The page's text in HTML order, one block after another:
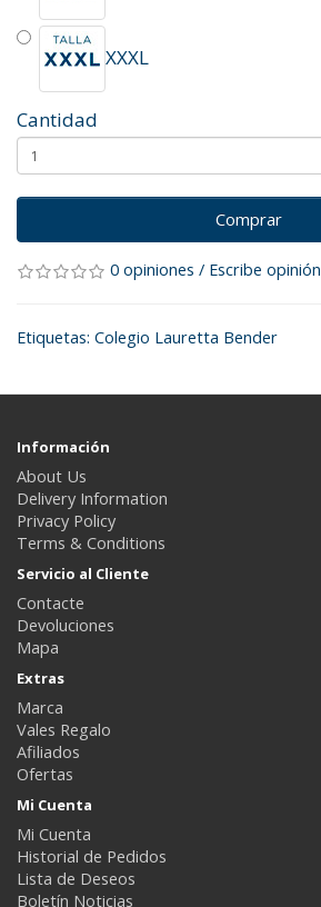
XXXL
Cantidad
Comprar
0 opiniones / Escribe opinión
Etiquetas: Colegio Lauretta Bender
Información
About Us
Delivery Information
Privacy Policy
Terms & Conditions
Servicio al Cliente
Contacte
Devoluciones
Mapa
Extras
Marca
Vales Regalo
Afiliados
Ofertas
Mi Cuenta
Mi Cuenta
Historial de Pedidos
Lista de Deseos
Boletín Noticias